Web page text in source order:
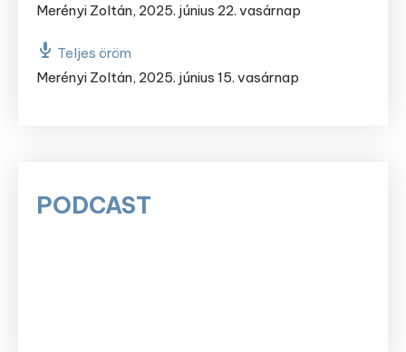
Merényi Zoltán, 2025. június 22. vasárnap
Teljes öröm
Merényi Zoltán, 2025. június 15. vasárnap
PODCAST